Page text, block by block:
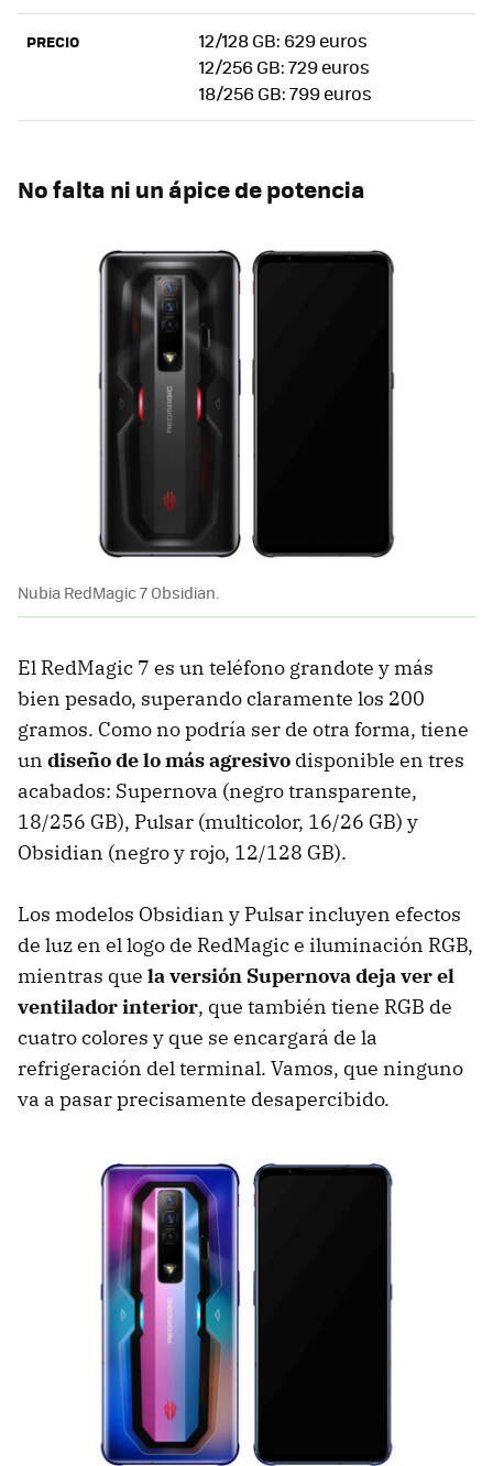
PRECIO
12/128 GB: 629 euros
12/256 GB: 729 euros
18/256 GB: 799 euros
No falta ni un ápice de potencia
Nubia RedMagic 7 Obsidian.
El RedMagic 7 es un teléfono grandote y más
bien pesado, superando claramente los 200
gramos. Como no podría ser de otra forma, tiene
un diseño de lo más agresivo disponible en tres
acabados: Supernova (negro transparente,
18/256 GB), Pulsar (multicolor, 16/26 GB) y
Obsidian (negro y rojo, 12/128 GB).
Los modelos Obsidian y Pulsar incluyen efectos
de luz en el logo de RedMagic e iluminación RGB,
mientras que la versión Supernova deja ver el
ventilador interior, que también tiene RGB de
cuatro colores y que se encargará de la
refrigeración del terminal. Vamos, que ninguno
va a pasar precisamente desapercibido.